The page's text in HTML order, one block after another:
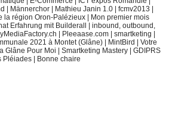
Männerchor Mathieu Janin 1.0 fcmv2013
la région Oron-Palézieux
Mon premier mois
Erfahrung mit Builderall
inbound, outbound,
Pleeaase.com smartketing
2021 à Montet (Glâne) MintBird
Votre
Glâne Pour Moi Smartketing Mastery
GDIPRS
Pléiades Bonne chaire